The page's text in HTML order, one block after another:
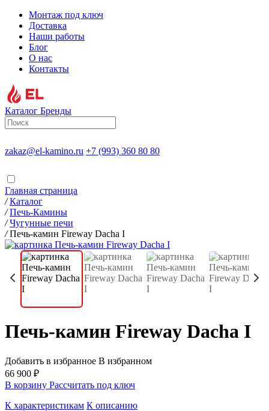
Монтаж под ключ
Доставка
Наши работы
Блог
О нас
Контакты
Каталог Бренды
zakaz@el-kamino.ru +7 (993) 360 80 80
Главная страница
/ Каталог
/ Печь-Камины
/ Чугунные печи
/ Печь-камин Fireway Dacha I
Печь-камин Fireway Dacha I
Добавить в избранное В избранном
66 900 ₽
В корзину Рассчитать под ключ
К характеристикам К описанию